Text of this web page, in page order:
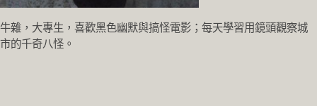
牛雜，大專生，喜歡黑色幽默與搞怪電影；每天學習用鏡頭觀察城
市的千奇八怪。